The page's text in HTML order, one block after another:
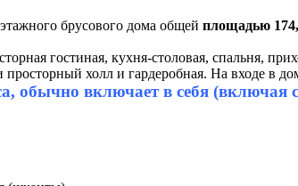
брусового дома общей площадью
гостиная, кухня-столовая, спальня,
холл и гардеробная. На входе в
обычно включает в себя (включая